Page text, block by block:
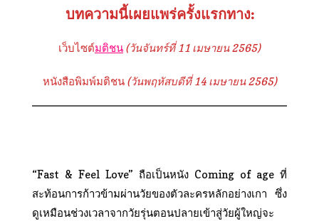
บทความนี้เผยแพร่ครั้งแรกทาง:
เว็บไซต์มติชน (วันจันทร์ที่ 11 เมษายน 2565)
หนังสือพิมพ์มติชน(วันพฤหัสบดีที่ 14 เมษายน 2565)
“Fast & Feel Love” ถือเป็นหนัง Coming of age ที่
สะท้อนการก้าวข้ามผ่านวัยของตัวละครหลักอย่างเกา ซึ่ง
ดูเหมือนช่วงเวลาจากวัยรุ่นตอนปลายเข้าสู่วัยผู้ใหญ่จะ